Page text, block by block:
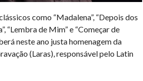
como “Madalena”, “Depois dos
“Lembra de Mim” e “Começar de
neste ano justa homenagem da
(Laras), responsável pelo Latin